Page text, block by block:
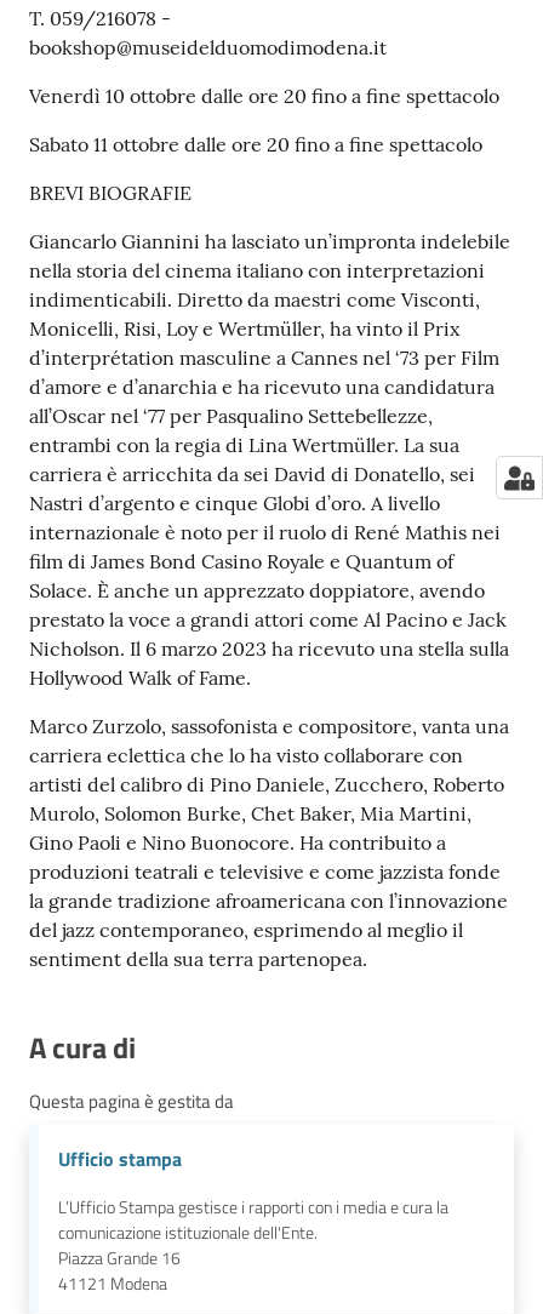
T. 059/216078 -
bookshop@museidelduomodimodena.it
Venerdì 10 ottobre dalle ore 20 fino a fine spettacolo
Sabato 11 ottobre dalle ore 20 fino a fine spettacolo
BREVI BIOGRAFIE
Giancarlo Giannini ha lasciato un’impronta indelebile
nella storia del cinema italiano con interpretazioni
indimenticabili. Diretto da maestri come Visconti,
Monicelli, Risi, Loy e Wertmüller, ha vinto il Prix
d’interprétation masculine a Cannes nel ‘73 per Film
d’amore e d’anarchia e ha ricevuto una candidatura
all’Oscar nel ‘77 per Pasqualino Settebellezze,
entrambi con la regia di Lina Wertmüller. La sua
carriera è arricchita da sei David di Donatello, sei
Nastri d’argento e cinque Globi d’oro. A livello
internazionale è noto per il ruolo di René Mathis nei
film di James Bond Casino Royale e Quantum of
Solace. È anche un apprezzato doppiatore, avendo
prestato la voce a grandi attori come Al Pacino e Jack
Nicholson. Il 6 marzo 2023 ha ricevuto una stella sulla
Hollywood Walk of Fame.
Marco Zurzolo, sassofonista e compositore, vanta una
carriera eclettica che lo ha visto collaborare con
artisti del calibro di Pino Daniele, Zucchero, Roberto
Murolo, Solomon Burke, Chet Baker, Mia Martini,
Gino Paoli e Nino Buonocore. Ha contribuito a
produzioni teatrali e televisive e come jazzista fonde
la grande tradizione afroamericana con l’innovazione
del jazz contemporaneo, esprimendo al meglio il
sentiment della sua terra partenopea.
A cura di
Questa pagina è gestita da
Ufficio stampa
L’Ufficio Stampa gestisce i rapporti con i media e cura la
comunicazione istituzionale dell'Ente.
Piazza Grande 16
41121 Modena